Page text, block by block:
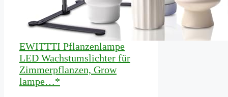
EWITTTI Pflanzenlampe
LED Wachstumslichter für
Zimmerpflanzen, Grow
lampe…*